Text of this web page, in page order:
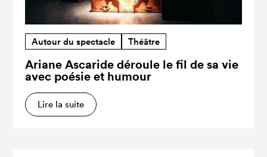
Autour du spectacle Théâtre
Ariane Ascaride déroule le fil de sa vie
avec poésie et humour
Lire la suite